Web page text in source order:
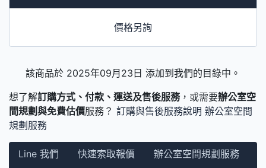
價格另詢
該商品於 2025年09月23日 添加到我們的目錄中。
想了解訂購方式、付款、運送及售後服務，或需要辦公室空
間規劃與免費估價服務？ 訂購與售後服務說明 辦公室空間
規劃服務
Line 我們 快速索取報價 辦公室空間規劃服務